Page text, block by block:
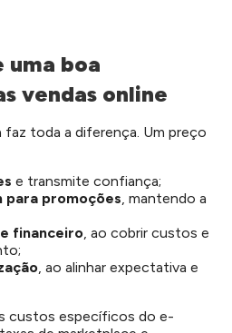
uma boa
vendas online
toda a diferença. Um preço
e transmite confiança;
para promoções , mantendo a
financeiro , ao cobrir custos e
, ao alinhar expectativa e
custos específicos do e-